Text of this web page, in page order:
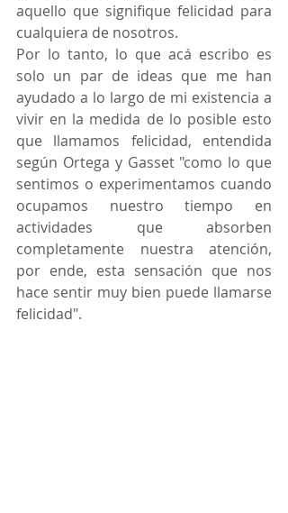
aquello que signifique felicidad para
cualquiera de nosotros.
Por lo tanto, lo que acá escribo es
solo un par de ideas que me han
ayudado a lo largo de mi existencia a
vivir en la medida de lo posible esto
que llamamos felicidad, entendida
según Ortega y Gasset "como lo que
sentimos o experimentamos cuando
ocupamos nuestro tiempo en
actividades que absorben
completamente nuestra atención,
por ende, esta sensación que nos
hace sentir muy bien puede llamarse
felicidad".